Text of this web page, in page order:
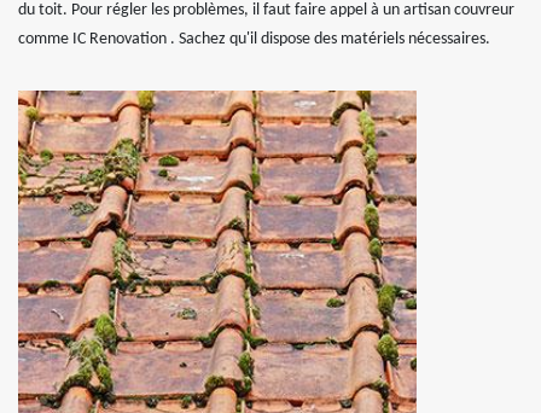
du toit. Pour régler les problèmes, il faut faire appel à un artisan couvreur
comme IC Renovation . Sachez qu'il dispose des matériels nécessaires.